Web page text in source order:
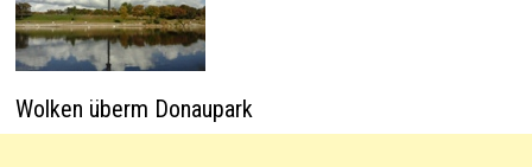
Wolken überm Donaupark